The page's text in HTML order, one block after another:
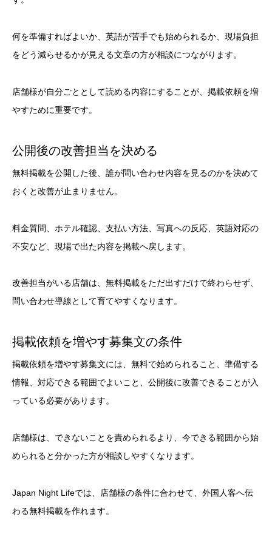
何を準備すればよいか、英語が苦手でも始められるか、現場負担
をどう減らせるかが見える文章の方が相談につながります。
店舗様が自分ごととして読める内容にすることが、掲載依頼を増
やすために重要です。
公開後の改善担当を決める
無料掲載を公開した後、誰が問い合わせ内容を見るのかを決めて
おくと改善が止まりません。
料金質問、ホテル確認、支払い方法、写真への反応、英語対応の
不安など、現場で出た内容を掲載へ戻します。
改善担当がいる店舗は、無料掲載をただ出すだけで終わらせず、
問い合わせ導線として育てやすくなります。
掲載依頼を増やす募集文の条件
掲載依頼を増やす募集文には、無料で始められること、準備する
情報、対応できる範囲でよいこと、公開後に改善できることが入
っている必要があります。
店舗様は、できないことを責められるより、今できる範囲から始
められると分かった方が相談しやすくなります。
Japan Night Lifeでは、店舗様の条件に合わせて、外国人客へ伝
わる無料掲載を作れます。